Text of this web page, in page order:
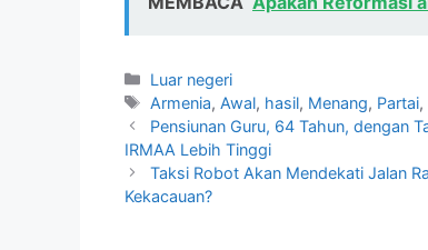
Kategori
Luar negeri
Tag
Armenia, Awal, hasil, Menang, Partai,
Pensiunan Guru, 64 Tahun, dengan
IRMAA Lebih Tinggi
Taksi Robot Akan Mendekati Jalan
Kekacauan?